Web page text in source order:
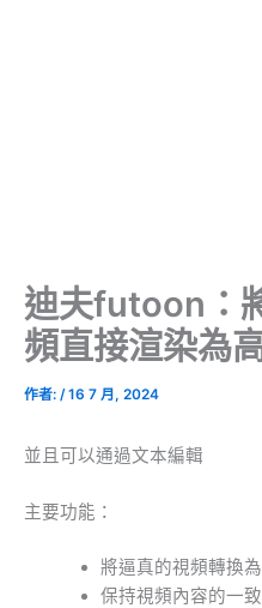
迪夫futoon：
頻直接渲染為
作者: /16 7 月, 2024
並且可以通過文本編輯
主要功能：
將逼真的視頻轉換
保持視頻內容的一